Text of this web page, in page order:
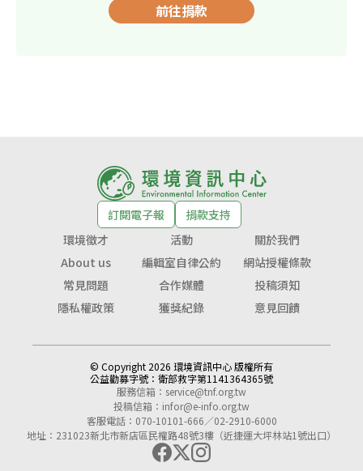
前往捐款
訂閱電子報
捐款支持
環境徵才
活動
關於我們
About us
編輯室自律公約
網站授權條款
常見問題
合作媒體
投稿須知
隱私權政策
獲獎紀錄 意見回饋
© Copyright 2026 環境資訊中心 版權所有
公益勸募字號： 衛部救字第1141364365號
服務信箱： service@tnf.org.tw
投稿信箱： infor@e-info.org.tw
客服電話：070-10101-666／02-2910-6000
地址：231023新北市新店區民權路48號3樓（近捷運大坪林站1號出口）